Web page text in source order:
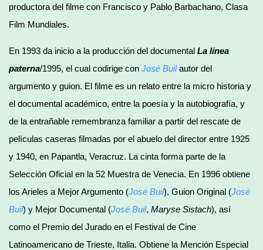
productora del filme con Francisco y Pablo Barbachano, Clasa
Film Mundiales.
En 1993 da inicio a la producción del documental La línea
paterna/1995, el cual codirige con José Buil autor del
argumento y guion. El filme es un relato entre la micro historia y
el documental académico, entre la poesía y la autobiografía, y
de la entrañable remembranza familiar a partir del rescate de
películas caseras filmadas por el abuelo del director entre 1925
y 1940, en Papantla, Veracruz. La cinta forma parte de la
Selección Oficial en la 52 Muestra de Venecia. En 1996 obtiene
los Arieles a Mejor Argumento (José Buil), Guion Original (José
Buil) y Mejor Documental (José Buil, Maryse Sistach), así
como el Premio del Jurado en el Festival de Cine
Latinoamericano de Trieste, Italia. Obtiene la Mención Especial